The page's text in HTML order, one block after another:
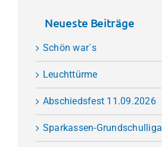
Neueste Beiträge
Schön war`s
Leuchttürme
Abschiedsfest 11.09.2026
Sparkassen-Grundschulliga